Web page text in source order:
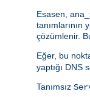
Esasen,
tanımlarının
çözümlenir.
Eğer, bu
yaptığı DNS
Tanımsız